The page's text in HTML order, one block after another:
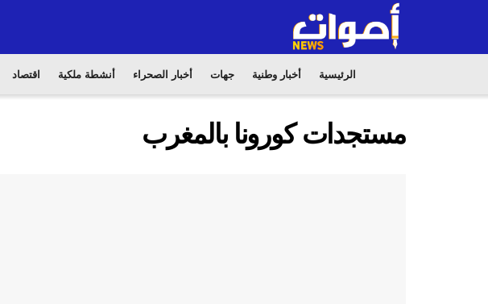
الرئيسية أخبار وطنية جهات أخبار الصحراء أنشطة ملكية اقتصاد
مستجدات كورونا بالمغرب